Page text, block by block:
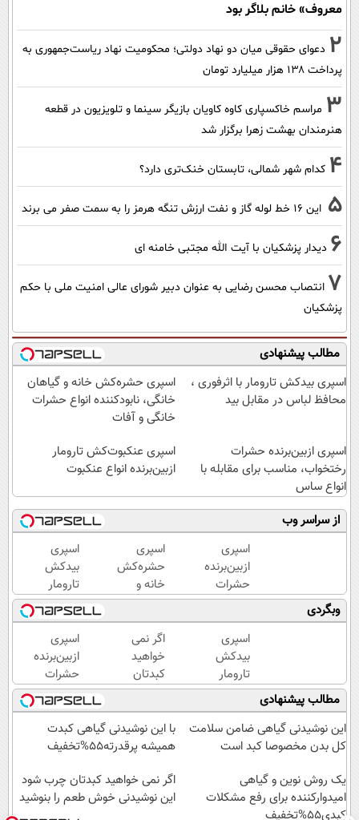
معروف» خانم بلاگر بود
2 دعوای حقوقی میان دو نهاد دولتی؛ محکومیت نهاد ریاست‌جمهوری به
پرداخت ۱۳۸ هزار میلیارد تومان
3 مراسم خاکسپاری کاوه کاویان بازیگر سینما و تلویزیون در قطعه
هنرمندان بهشت زهرا برگزار شد
4 کدام شهر شمالی، تابستان خنک‌تری دارد؟
5 این 16 خط لوله گاز و نفت ارزش تنگه هرمز را به سمت صفر می برند
6 دیدار پزشکیان با آیت الله مجتبی خامنه ای
7 انتصاب محسن رضایی به عنوان دبیر شورای عالی امنیت ملی با حکم
پزشکیان
مطالب پیشنهادی
اسپری بیدکش تارومار با اثرفوری ،
محافظ لباس در مقابل بید
اسپری حشره‌کش خانه و گیاهان
خانگی، نابودکننده انواع حشرات
خانگی و آفات
اسپری ازبین‌برنده حشرات
رختخواب، مناسب برای مقابله با
انواع ساس
اسپری عنکبوت‌‌کش تارومار
ازبین‌برنده انواع عنکبوت
از سراسر وب
اسپری
ازبین‌برنده
حشرات
رختخواب،
مناسب
برای
مقابله با
انواع
ساس
اسپری
حشره‌کش
خانه و
گیاهان
خانگی،
نابودکننده
انواع
حشرات
خانگی و
آفات
اسپری
بیدکش
تارومار
با
اثرفوری
،
محافظ
لباس
در
مقابل
بید
وبگردی
اسپری
بیدکش
تارومار
با
اثرفوری
،
محافظ
در
مقابل
اگر نمی
خواهید
کبدتان
چرب
شود این
نوشیدنی
خوش
بنوشید
اسپری
ازبین‌برنده
حشرات
رختخواب،
مناسب
برای
مقابله با
ساس
مطالب پیشنهادی
این نوشیدنی گیاهی ضامن سلامت
کل بدن مخصوصا کبد است
با این نوشیدنی گیاهی کبدت
همیشه پرقدرته55%تخفیف
یک روش نوین و گیاهی
امیدوارکننده برای رفع مشکلات
کبدی55%تخفیف
اگر نمی خواهید کبدتان چرب شود
این نوشیدنی خوش طعم را بنوشید